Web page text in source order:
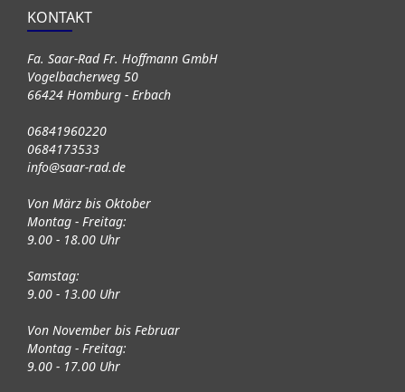
KONTAKT
Fa. Saar-Rad Fr. Hoffmann GmbH
Vogelbacherweg 50
66424 Homburg - Erbach
06841960220
0684173533
info@saar-rad.de
Von März bis Oktober
Montag - Freitag:
9.00 - 18.00 Uhr
Samstag:
9.00 - 13.00 Uhr
Von November bis Februar
Montag - Freitag:
9.00 - 17.00 Uhr